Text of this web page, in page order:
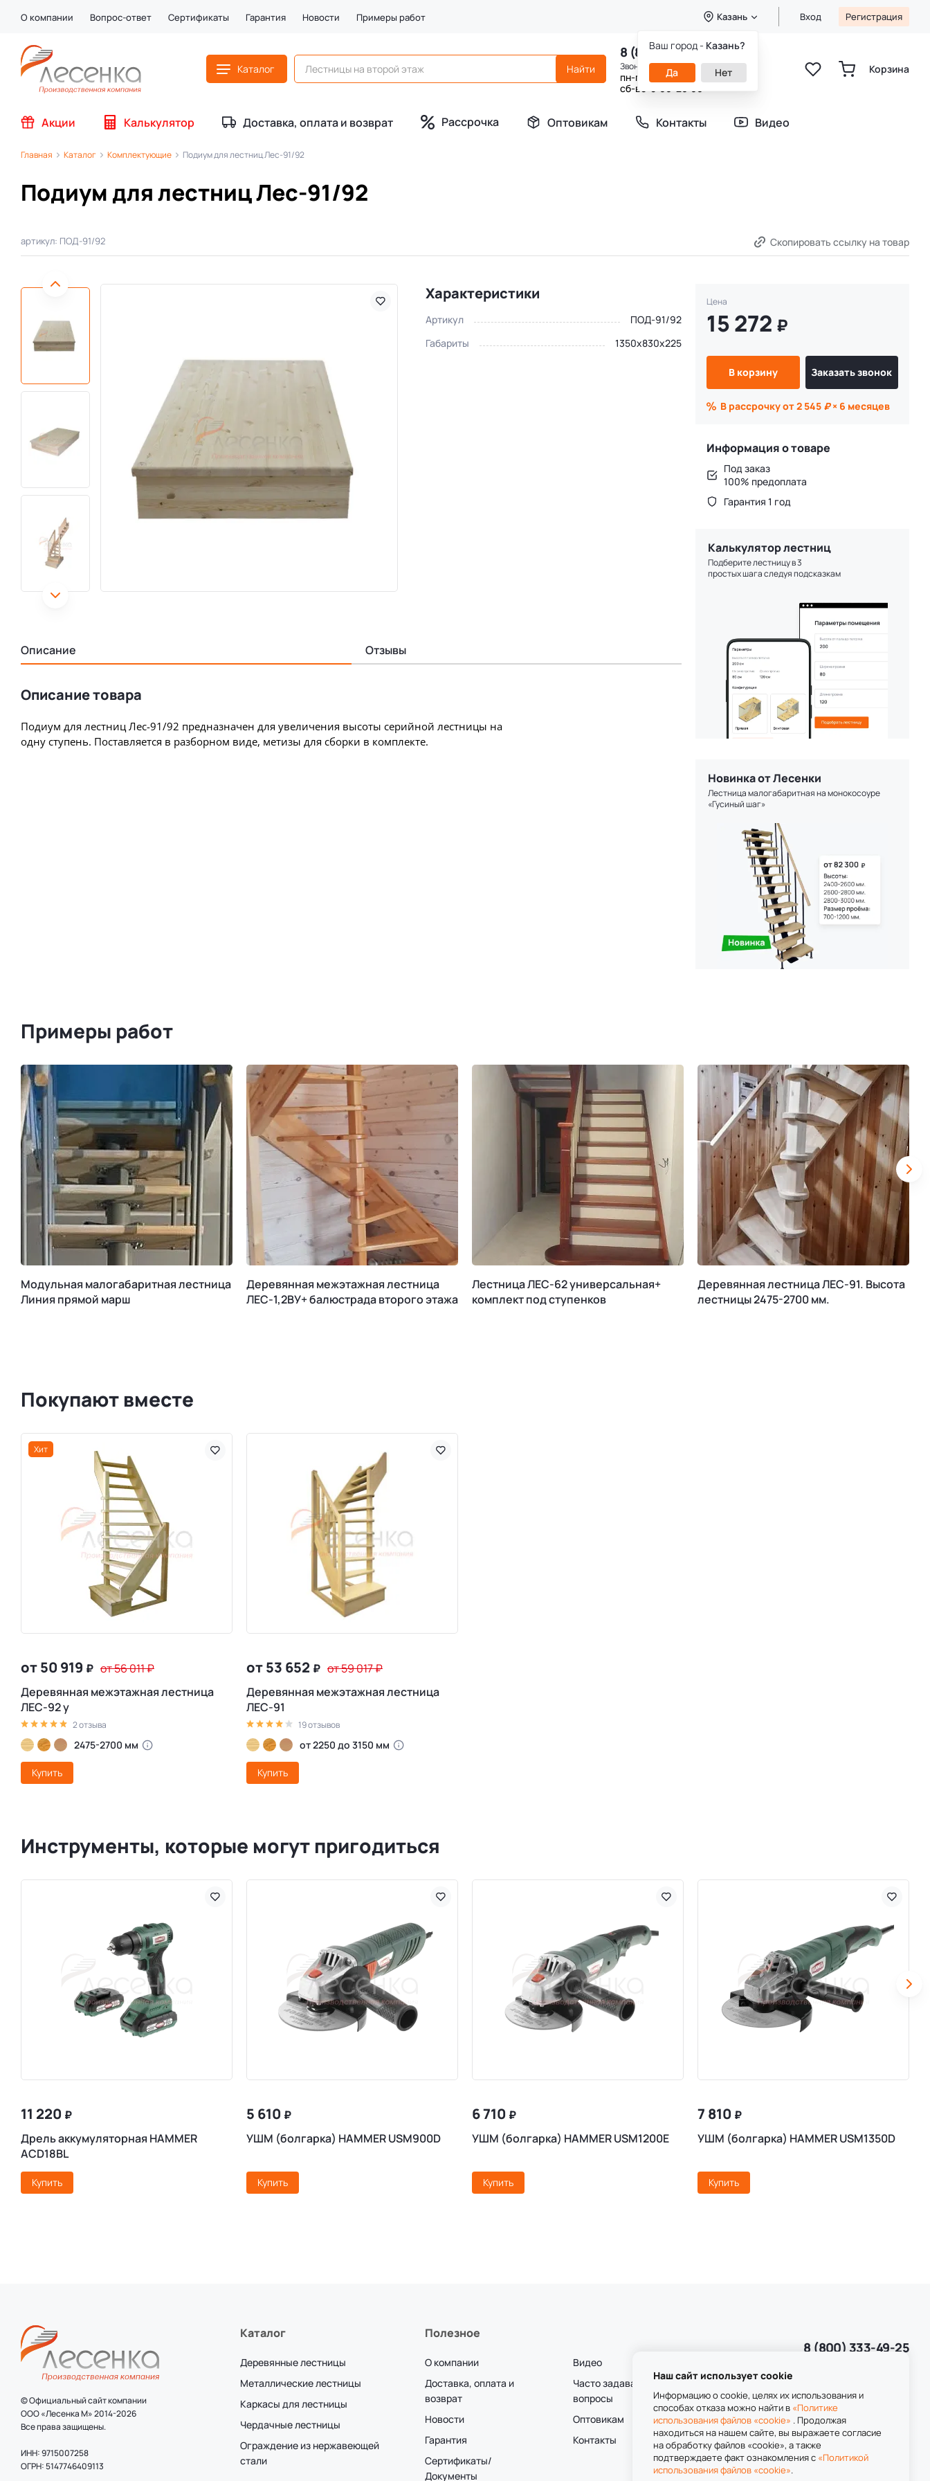
О компании Вопрос-ответ Сертификаты Гарантия Новости Примеры работ Казань
Ваш город - Казань?
Да Нет
Вход Регистрация
Каталог
8 (800) 333-49-25
Звонок бесплатный
пн-пт 8:00-20:00
сб-вс 9:00-20:00
Корзина
Акции Калькулятор Доставка, оплата и возврат Рассрочка Оптовикам Контакты Видео
Главная Каталог Комплектующие Подиум для лестниц Лес-91/92
Подиум для лестниц Лес-91/92
артикул: ПОД-91/92 Скопировать ссылку на товар
Характеристики
Артикул
ПОД-91/92
Габариты
1350x830x225
Описание Отзывы
Описание товара
Подиум для лестниц Лес-91/92 предназначен для увеличения высоты серийной лестницы на
одну ступень. Поставляется в разборном виде, метизы для сборки в комплекте.
Цена
15 272 ₽
В корзину Заказать звонок
В рассрочку от 2 545 ₽× 6 месяцев
Информация о товаре
Под заказ
100% предоплата
Гарантия 1 год
Калькулятор лестниц
Подберите лестницу в 3
простых шага следуя подсказкам
Новинка от Лесенки
Лестница малогабаритная на монокосоуре
«Гусиный шаг»
Примеры работ
Модульная малогабаритная лестница
Линия прямой марш
Деревянная межэтажная лестница
ЛЕС-1,2ВУ+ балюстрада второго этажа
Лестница ЛЕС-62 универсальная+
комплект под ступенков
Деревянная лестница ЛЕС-91. Высота
лестницы 2475-2700 мм.
Покупают вместе
Хит
от 50 919 ₽ от 56 011₽
Деревянная межэтажная лестница
ЛЕС-92 у
2 отзыва
2475-2700 мм
Купить
от 53 652 ₽ от 59 017₽
Деревянная межэтажная лестница
ЛЕС-91
19 отзывов
от 2250 до 3150 мм
Купить
Инструменты, которые могут пригодиться
11 220 ₽
Дрель аккумуляторная HAMMER
ACD18BL
Купить
5 610 ₽
УШМ (болгарка) HAMMER USM900D
Купить
6 710 ₽
УШМ (болгарка) HAMMER USM1200E
Купить
7 810 ₽
УШМ (болгарка) HAMMER USM1350D
Купить
© Официальный сайт компании
ООО «Лесенка М» 2014-2026
Все права защищены.
ИНН: 9715007258
ОГРН: 5147746409113
Каталог
Деревянные лестницы
Металлические лестницы
Каркасы для лестницы
Чердачные лестницы
Ограждение из нержавеющей
стали
Полезное
О компании
Доставка, оплата и
возврат
Новости
Гарантия
Сертификаты/
Документы
Видео
Часто задаваемые
вопросы
Оптовикам
Контакты
8 (800) 333-49-25
Наш сайт использует cookie
Информацию о cookie, целях их использования и
способах отказа можно найти в «Политике
использования файлов «cookie» . Продолжая
находиться на нашем сайте, вы выражаете согласие
на обработку файлов «cookie», а также
подтверждаете факт ознакомления с «Политикой
использования файлов «cookie».